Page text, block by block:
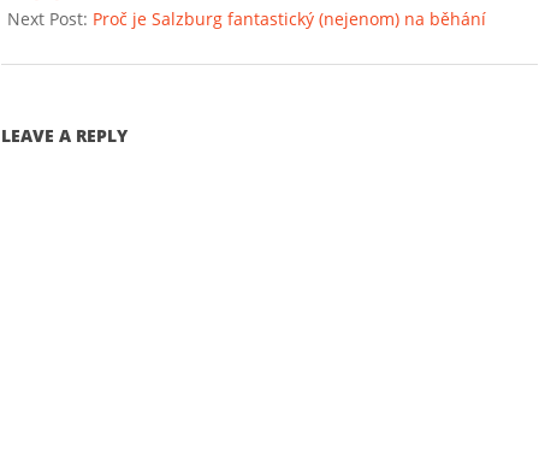
Next Post: Proč je Salzburg fantastický (nejenom) na běhání
LEAVE A REPLY